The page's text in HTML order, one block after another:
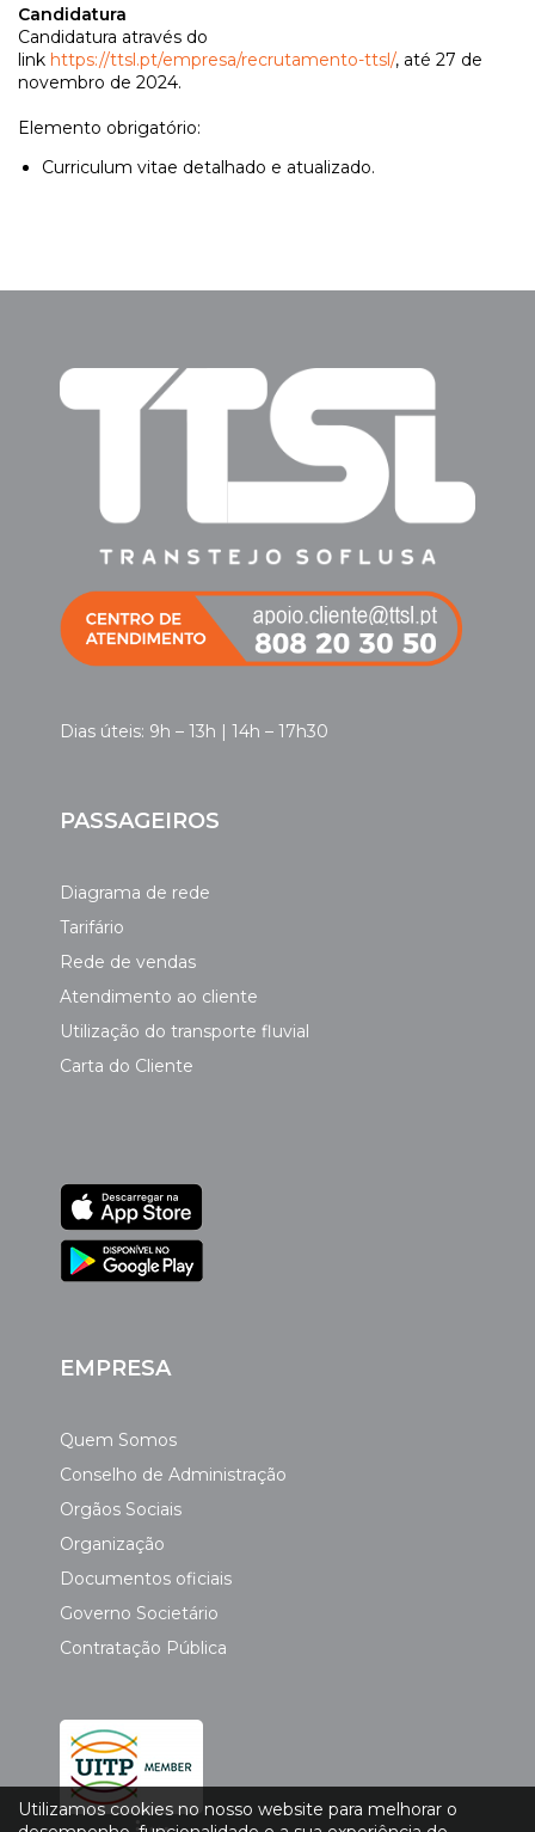
Candidatura
Candidatura através do
link https://ttsl.pt/empresa/recrutamento-ttsl/, até 27 de
novembro de 2024.
Elemento obrigatório:
Curriculum vitae detalhado e atualizado.
Dias úteis: 9h – 13h | 14h – 17h30
PASSAGEIROS
Diagrama de rede
Tarifário
Rede de vendas
Atendimento ao cliente
Utilização do transporte fluvial
Carta do Cliente
EMPRESA
Quem Somos
Conselho de Administração
Orgãos Sociais
Organização
Documentos oficiais
Governo Societário
Contratação Pública
Utilizamos cookies no nosso website para melhorar o